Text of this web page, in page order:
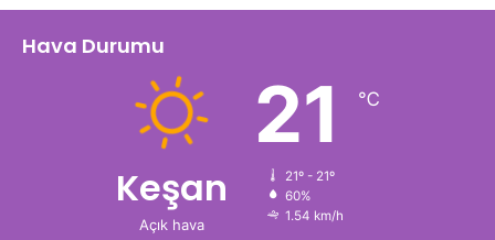
Hava Durumu
Keşan
Açık hava
21 ℃
21º - 21º
60%
1.54 km/h